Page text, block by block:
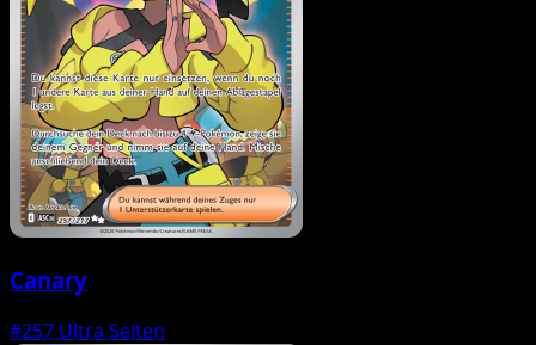
Canary
#257 Ultra Selten